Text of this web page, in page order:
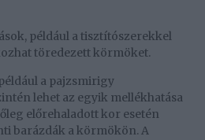
például a tisztítószerekkel
töredezett körmöket.
a pajzsmirigy
lehet az egyik mellékhatása
előrehaladott kor esetén
barázdák a körmökön. A